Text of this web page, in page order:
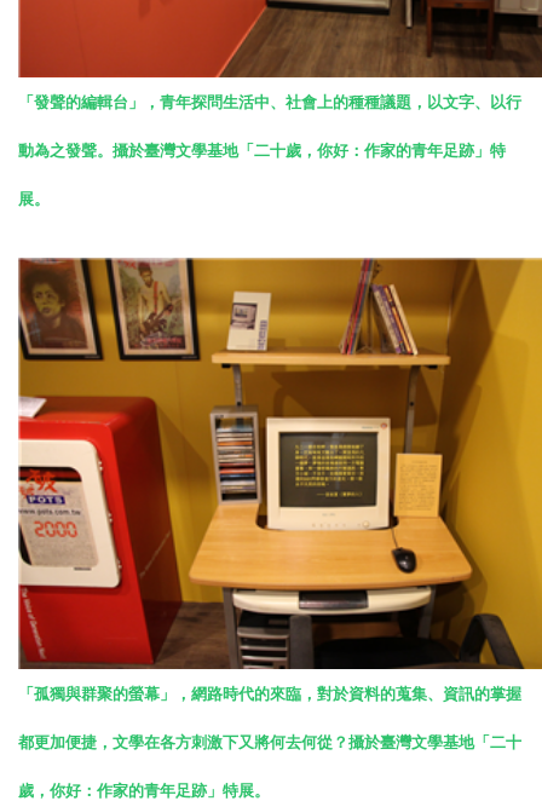
「發聲的編輯台」，青年探問生活中、社會上的種種議題，以文字、以行
動為之發聲。攝於臺灣文學基地「二十歲，你好：作家的青年足跡」特
展。
「孤獨與群聚的螢幕」，網路時代的來臨，對於資料的蒐集、資訊的掌握
都更加便捷，文學在各方刺激下又將何去何從？攝於臺灣文學基地「二十
歲，你好：作家的青年足跡」特展。